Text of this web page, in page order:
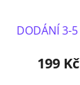
DODÁNÍ 3-
199 Kč